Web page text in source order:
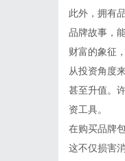
此外，拥有
品牌故事，
财富的象征
从投资角度
甚至升值。
资工具。
在购买品牌
这不仅损害